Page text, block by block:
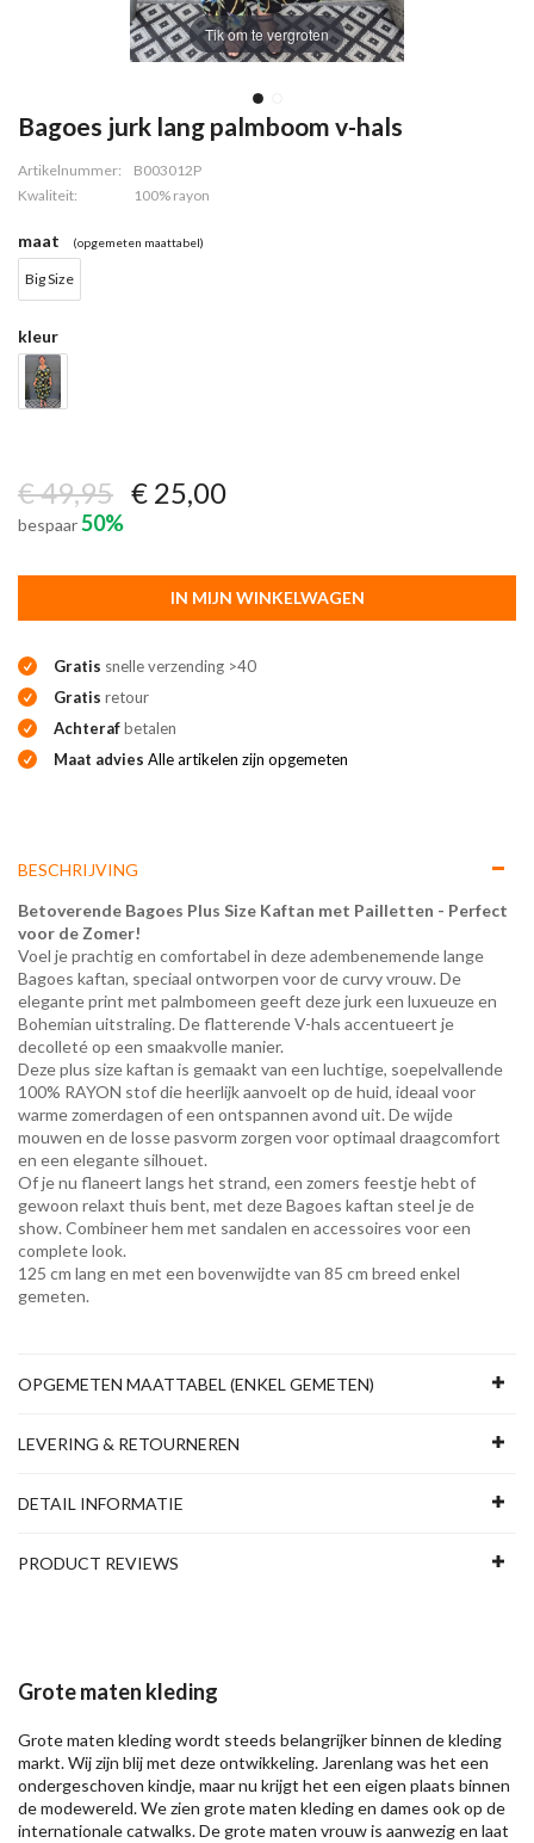
Tik om te vergroten
Bagoes jurk lang palmboom v-hals
Artikelnummer:
B003012P
Kwaliteit:
100% rayon
maat (opgemeten maattabel)
Big Size
kleur
€ 49,95 € 25,00
bespaar50%
IN MIJN WINKELWAGEN
Gratis snelle verzending >40
Gratis retour
Achterafbetalen
Maat advies Alle artikelen zijn opgemeten
BESCHRIJVING
Betoverende Bagoes Plus Size Kaftan met Pailletten - Perfect
voor de Zomer!
Voel je prachtig en comfortabel in deze adembenemende lange
Bagoes kaftan, speciaal ontworpen voor de curvy vrouw. De
elegante print met palmbomeen geeft deze jurk een luxueuze en
Bohemian uitstraling. De flatterende V-hals accentueert je
decolleté op een smaakvolle manier.
Deze plus size kaftan is gemaakt van een luchtige, soepelvallende
100% RAYON stof die heerlijk aanvoelt op de huid, ideaal voor
warme zomerdagen of een ontspannen avond uit. De wijde
mouwen en de losse pasvorm zorgen voor optimaal draagcomfort
en een elegante silhouet.
Of je nu flaneert langs het strand, een zomers feestje hebt of
gewoon relaxt thuis bent, met deze Bagoes kaftan steel je de
show. Combineer hem met sandalen en accessoires voor een
complete look.
125 cm lang en met een bovenwijdte van 85 cm breed enkel
gemeten.
OPGEMETEN MAATTABEL (ENKEL GEMETEN)
LEVERING & RETOURNEREN
DETAIL INFORMATIE
PRODUCT REVIEWS
Grote maten kleding
Grote maten kleding wordt steeds belangrijker binnen de kleding
markt. Wij zijn blij met deze ontwikkeling. Jarenlang was het een
ondergeschoven kindje, maar nu krijgt het een eigen plaats binnen
de modewereld. We zien grote maten kleding en dames ook op de
internationale catwalks. De grote maten vrouw is aanwezig en laat